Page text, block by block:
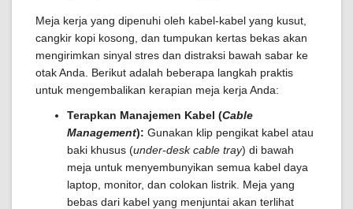
Meja kerja yang dipenuhi oleh kabel-kabel yang kusut,
cangkir kopi kosong, dan tumpukan kertas bekas akan
mengirimkan sinyal stres dan distraksi bawah sabar ke
otak Anda. Berikut adalah beberapa langkah praktis
untuk mengembalikan kerapian meja kerja Anda:
Terapkan Manajemen Kabel (Cable
Management): Gunakan klip pengikat kabel atau
baki khusus (under-desk cable tray) di bawah
meja untuk menyembunyikan semua kabel daya
laptop, monitor, dan colokan listrik. Meja yang
bebas dari kabel yang menjuntai akan terlihat